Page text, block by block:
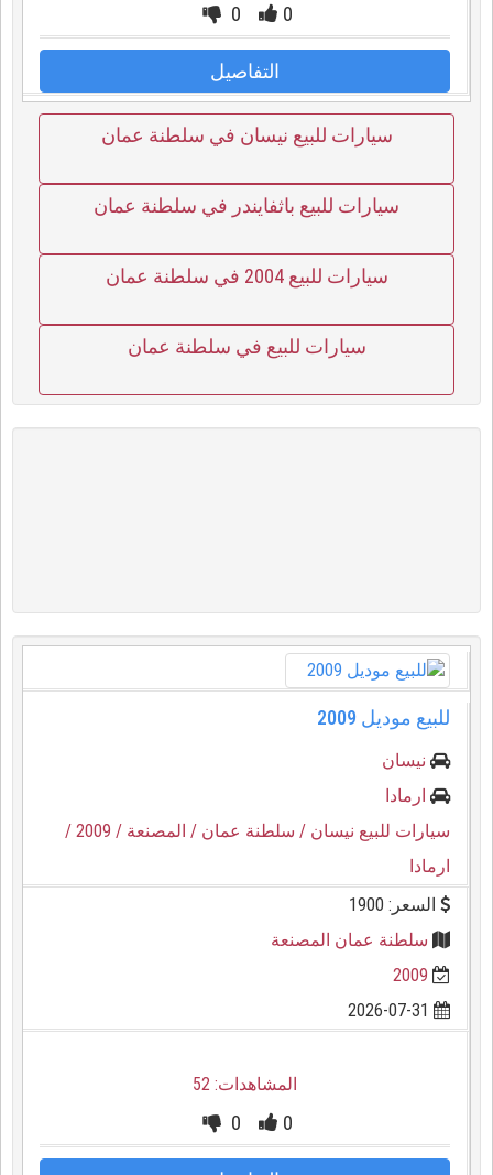
0
0
التفاصيل
سيارات للبيع نيسان في سلطنة عمان
سيارات للبيع باثفايندر في سلطنة عمان
سيارات للبيع 2004 في سلطنة عمان
سيارات للبيع في سلطنة عمان
للبيع موديل 2009
نيسان
ارمادا
سيارات للبيع نيسان / سلطنة عمان / المصنعة / 2009
/
ارمادا
السعر: 1900
سلطنة عمان المصنعة
2009
المشاهدات: 52
0
0